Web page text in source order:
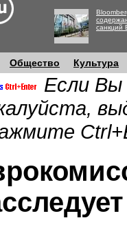
санкций
Общество Культура
Если Вы